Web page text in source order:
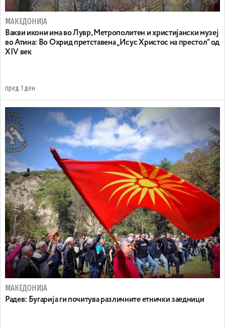
МАКЕДОНИЈА
Вакви икони има во Лувр, Метрополитен и христијански музеј
во Атина: Во Охрид претставена „Исус Христос на престол“ од
XIV век
пред 1 ден
МАКЕДОНИЈА
Радев: Бугарија ги почитува различните етнички заедници